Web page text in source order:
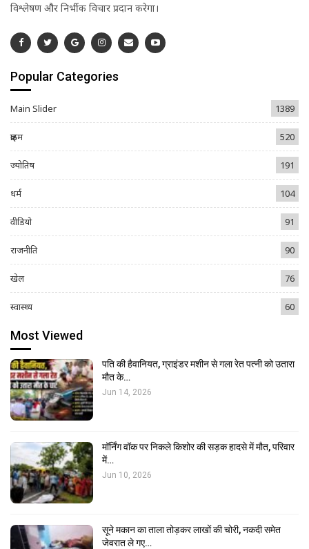
विश्लेषण और निर्भीक विचार प्रदान करेगा।
Popular Categories
Main Slider 1389
क्राइम 520
ज्योतिष 191
धर्म 104
वीडियो 91
राजनीति 90
खेल 76
स्वास्थ्य 60
Most Viewed
पति की हैवानियत, ग्राइंडर मशीन से गला रेत पत्नी को उतारा
मौत के…
Jun 14, 2026
मॉर्निंग वॉक पर निकले किशोर की सड़क हादसे में मौत, परिवार
में…
Jun 10, 2026
सूने मकान का ताला तोड़कर लाखों की चोरी, नकदी समेत
जेवरात ले गए…